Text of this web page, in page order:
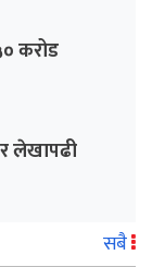
करोड
लेखापढी
सबै